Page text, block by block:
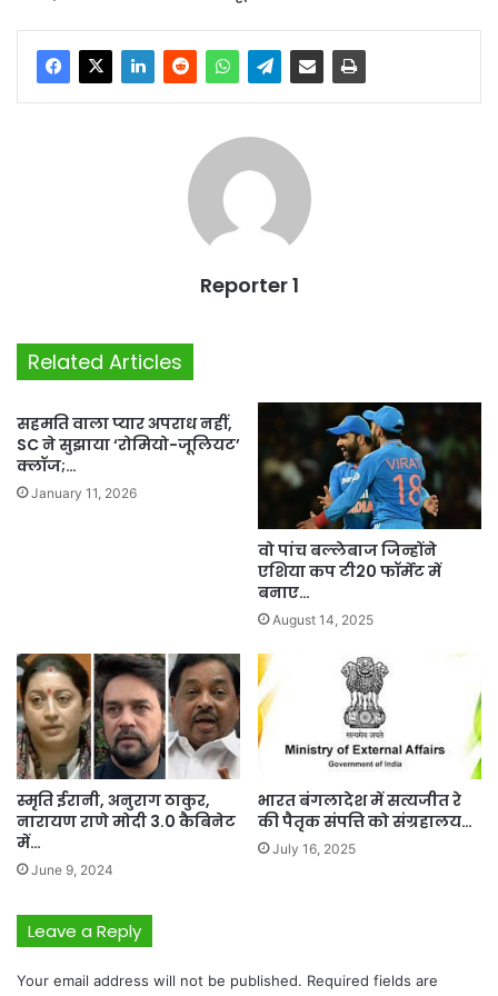
Reporter 1
Related Articles
सहमति वाला प्यार अपराध नहीं,
SC ने सुझाया ‘रोमियो-जूलियट’
क्लॉज;…
January 11, 2026
वो पांच बल्लेबाज जिन्होंने
एशिया कप टी20 फॉर्मेट में
बनाए…
August 14, 2025
स्मृति ईरानी, ​​अनुराग ठाकुर,
नारायण राणे मोदी 3.0 कैबिनेट
में…
June 9, 2024
भारत बंगलादेश में सत्यजीत रे
की पैतृक संपत्ति को संग्रहालय…
July 16, 2025
Leave a Reply
Your email address will not be published. Required fields are